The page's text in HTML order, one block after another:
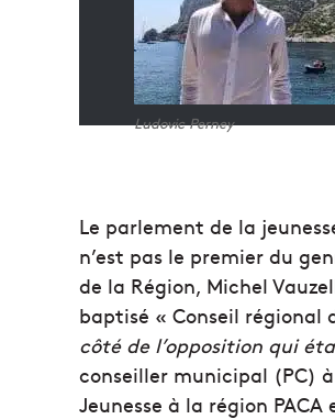
Ludovic Perney
Le parlement de la
n’est pas le premier du
de la Région, Michel
baptisé « Conseil régional
côté de l’opposition qui
conseiller municipal (PC)
Jeunesse à la région